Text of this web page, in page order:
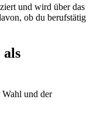
und wird über das
ob du berufstätig
und der